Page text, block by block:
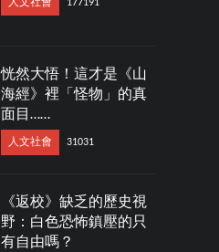
人文社會 177191
恍然大悟！這才是《山
海經》裡「怪物」的真
面目……
人文社會 31031
《返校》缺乏的歷史視
野：白色恐怖鎮壓的只
有自由嗎？